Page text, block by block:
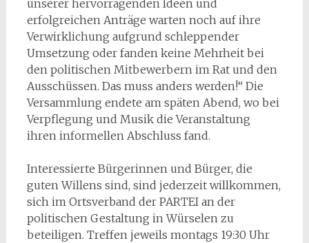
unserer hervorragenden Ideen und
erfolgreichen Anträge warten noch auf ihre
Verwirklichung aufgrund schleppender
Umsetzung oder fanden keine Mehrheit bei
den politischen Mitbewerbern im Rat und den
Ausschüssen. Das muss anders werden!“ Die
Versammlung endete am späten Abend, wo bei
Verpflegung und Musik die Veranstaltung
ihren informellen Abschluss fand.
Interessierte Bürgerinnen und Bürger, die
guten Willens sind, sind jederzeit willkommen,
sich im Ortsverband der PARTEI an der
politischen Gestaltung in Würselen zu
beteiligen. Treffen jeweils montags 19:30 Uhr